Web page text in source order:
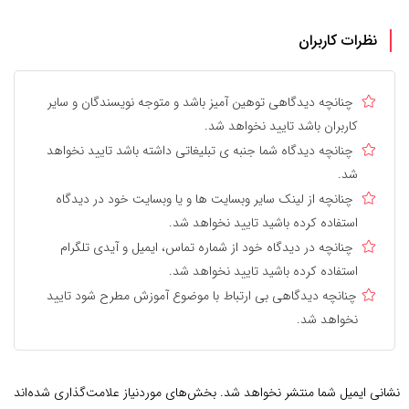
نظرات کاربران
چنانچه دیدگاهی توهین آمیز باشد و متوجه نویسندگان و سایر
کاربران باشد تایید نخواهد شد.
چنانچه دیدگاه شما جنبه ی تبلیغاتی داشته باشد تایید نخواهد
شد.
چنانچه از لینک سایر وبسایت ها و یا وبسایت خود در دیدگاه
استفاده کرده باشید تایید نخواهد شد.
چنانچه در دیدگاه خود از شماره تماس، ایمیل و آیدی تلگرام
استفاده کرده باشید تایید نخواهد شد.
چنانچه دیدگاهی بی ارتباط با موضوع آموزش مطرح شود تایید
نخواهد شد.
نشانی ایمیل شما منتشر نخواهد شد. بخش‌های موردنیاز علامت‌گذاری شده‌اند